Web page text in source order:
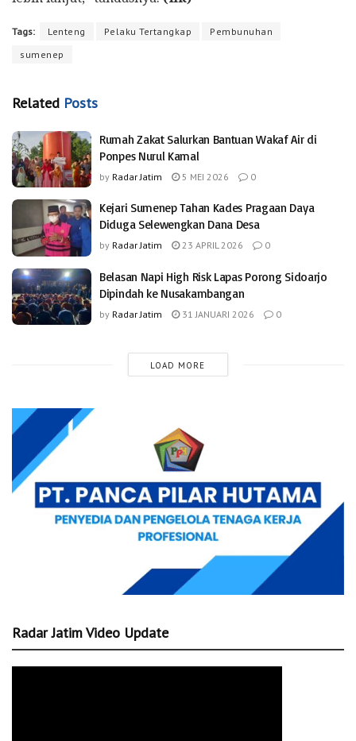
Tags: Lenteng Pelaku Tertangkap
Pembunuhan
sumenep
Related Posts
Rumah Zakat Salurkan Bantuan Wakaf Air di
Ponpes Nurul Kamal
by Radar Jatim 5 MEI 2026 0
Kejari Sumenep Tahan Kades Pragaan Daya
Diduga Selewengkan Dana Desa
by Radar Jatim 23 APRIL 2026 0
Belasan Napi High Risk Lapas Porong Sidoarjo
Dipindah ke Nusakambangan
by Radar Jatim 31 JANUARI 2026 0
LOAD MORE
Radar Jatim Video Update